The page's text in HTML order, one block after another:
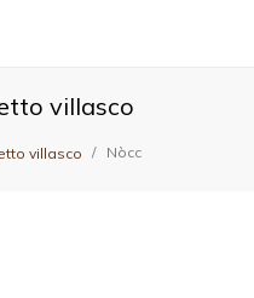
villasco
villasco Nòcc